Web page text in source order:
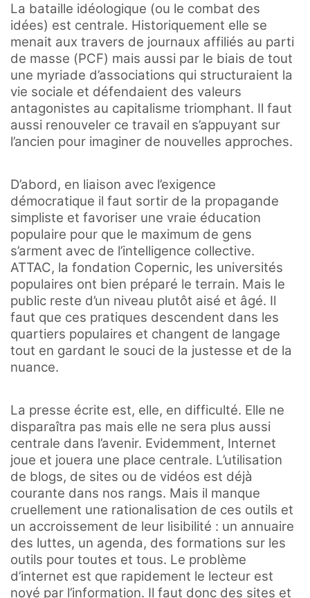
La bataille idéologique (ou le combat des
idées) est centrale. Historiquement elle se
menait aux travers de journaux affiliés au parti
de masse (PCF) mais aussi par le biais de tout
une myriade d’associations qui structuraient la
vie sociale et défendaient des valeurs
antagonistes au capitalisme triomphant. Il faut
aussi renouveler ce travail en s’appuyant sur
l’ancien pour imaginer de nouvelles approches.
D’abord, en liaison avec l’exigence
démocratique il faut sortir de la propagande
simpliste et favoriser une vraie éducation
populaire pour que le maximum de gens
s’arment avec de l’intelligence collective.
ATTAC, la fondation Copernic, les universités
populaires ont bien préparé le terrain. Mais le
public reste d’un niveau plutôt aisé et âgé. Il
faut que ces pratiques descendent dans les
quartiers populaires et changent de langage
tout en gardant le souci de la justesse et de la
nuance.
La presse écrite est, elle, en difficulté. Elle ne
disparaîtra pas mais elle ne sera plus aussi
centrale dans l’avenir. Evidemment, Internet
joue et jouera une place centrale. L’utilisation
de blogs, de sites ou de vidéos est déjà
courante dans nos rangs. Mais il manque
cruellement une rationalisation de ces outils et
un accroissement de leur lisibilité : un annuaire
des luttes, un agenda, des formations sur les
outils pour toutes et tous. Le problème
d’internet est que rapidement le lecteur est
noyé par l’information. Il faut donc des sites et